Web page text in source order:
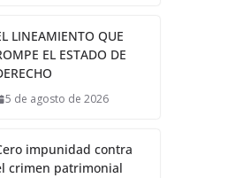
LINEAMIENTO QUE
EL ESTADO DE
5 de agosto de 2026
impunidad contra
crimen patrimonial